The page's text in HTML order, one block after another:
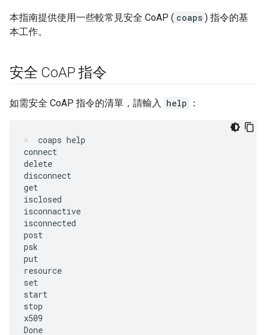
本指南提供使用一些較常見安全 CoAP ( coaps ) 指令的基
本工作。
安全 CoAP 指令
如需安全 CoAP 指令的清單，請輸入 help ：
coaps help
connect
delete
disconnect
get
isclosed
isconnactive
isconnected
post
psk
put
resource
set
start
stop
x509